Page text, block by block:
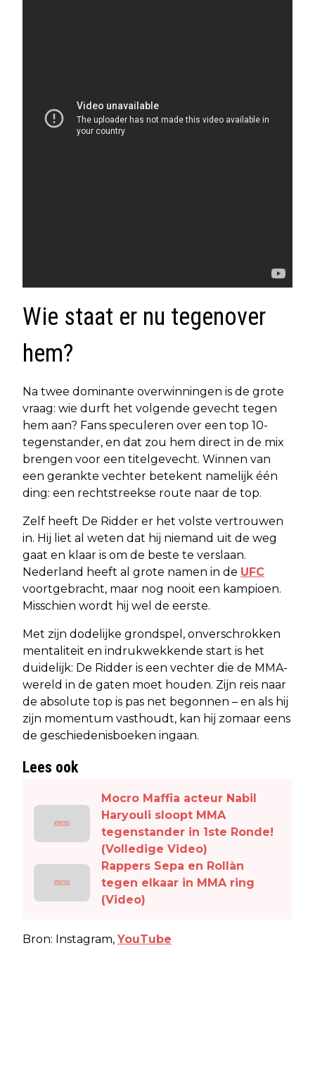
Wie staat er nu tegenover
hem?
Na twee dominante overwinningen is de grote
vraag: wie durft het volgende gevecht tegen
hem aan? Fans speculeren over een top 10-
tegenstander, en dat zou hem direct in de mix
brengen voor een titelgevecht. Winnen van
een gerankte vechter betekent namelijk één
ding: een rechtstreekse route naar de top.
Zelf heeft De Ridder er het volste vertrouwen
in. Hij liet al weten dat hij niemand uit de weg
gaat en klaar is om de beste te verslaan.
Nederland heeft al grote namen in de UFC
voortgebracht, maar nog nooit een kampioen.
Misschien wordt hij wel de eerste.
Met zijn dodelijke grondspel, onverschrokken
mentaliteit en indrukwekkende start is het
duidelijk: De Ridder is een vechter die de MMA-
wereld in de gaten moet houden. Zijn reis naar
de absolute top is pas net begonnen – en als hij
zijn momentum vasthoudt, kan hij zomaar eens
de geschiedenisboeken ingaan.
Lees ook
Mocro Maffia acteur Nabil
Haryouli sloopt MMA
tegenstander in 1ste Ronde!
(Volledige Video)
Rappers Sepa en Rollàn
tegen elkaar in MMA ring
(Video)
Bron: Instagram, YouTube